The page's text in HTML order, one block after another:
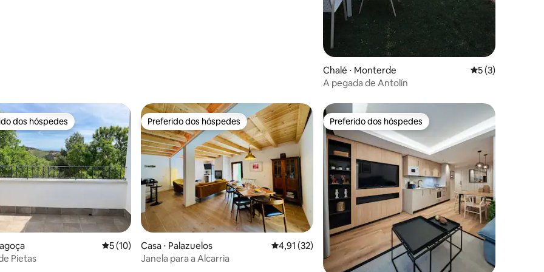
Chalé ⋅ Monterde 5 de uma
5 (3)
A pegada de Antolín
preferidos dos hóspedes
dos hóspedes
5 de uma avaliação média de 5, 10 avaliações
5 (10)
Pietas
Preferido dos hóspedes
Preferido dos hóspedes
Casa ⋅ Palazuelos 4,91 de uma avaliação média de 5, 32 avaliações
4,91 (32)
Janela para a Alcarria
Preferido dos hóspedes
Preferido dos hóspedes